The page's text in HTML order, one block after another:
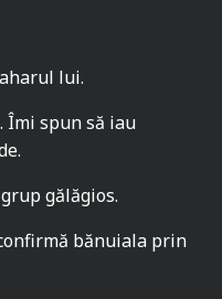
lui.
Îmi spun să iau
gălăgios.
bănuiala prin